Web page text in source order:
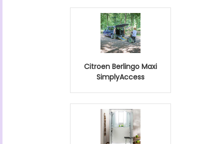
Citroen Berlingo Maxi
SimplyAccess